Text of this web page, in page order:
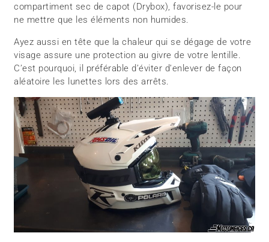
compartiment sec de capot (Drybox), favorisez-le pour
ne mettre que les éléments non humides.
Ayez aussi en tête que la chaleur qui se dégage de votre
visage assure une protection au givre de votre lentille.
C’est pourquoi, il préférable d’éviter d’enlever de façon
aléatoire les lunettes lors des arrêts.